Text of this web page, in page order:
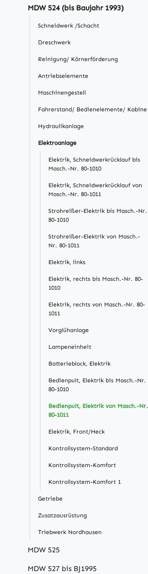
MDW 524 (bis Baujahr 1993)
Schneidwerk /Schacht
Dreschwerk
Reinigung/ Körnerförderung
Antriebselemente
Maschinengestell
Fahrerstand/ Bedienelemente/ Kabine
Hydraulikanlage
Elektroanlage
Elektrik, Schneidwerkrücklauf bis
Masch.-Nr. 80-1010
Elektrik, Schneidwerkrücklauf von
Masch.-Nr. 80-1011
Strohreißer-Elektrik bis Masch.-Nr.
80-1010
Strohreißer-Elektrik von Masch.-
Nr. 80-1011
Elektrik, links
Elektrik, rechts bis Masch.-Nr. 80-
1010
Elektrik, rechts von Masch.-Nr. 80-
1011
Vorglühanlage
Lampeneinheit
Batterieblock, Elektrik
Bedienpult, Elektrik bis Masch.-Nr.
80-1010
Bedienpult, Elektrik von Masch.-Nr.
80-1011
Elektrik, Front/Heck
Kontrollsystem-Standard
Kontrollsystem-Komfort
Kontrollsystem-Komfort 1
Getriebe
Zusatzausrüstung
Triebwerk Nordhausen
MDW 525
MDW 527 bis BJ1995